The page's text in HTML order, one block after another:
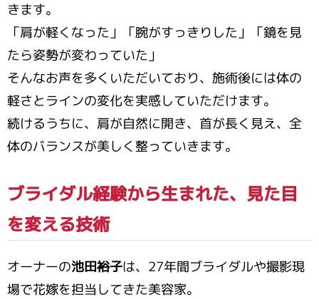
きます。
「肩が軽くなった」「腕がすっきりした」「鏡を見
たら姿勢が変わっていた」
そんなお声を多くいただいており、施術後には体の
軽さとラインの変化を実感していただけます。
続けるうちに、肩が自然に開き、首が長く見え、全
体のバランスが美しく整っていきます。
ブライダル経験から生まれた、見た目
を変える技術
オーナーの池田裕子は、27年間ブライダルや撮影現
場で花嫁を担当してきた美容家。